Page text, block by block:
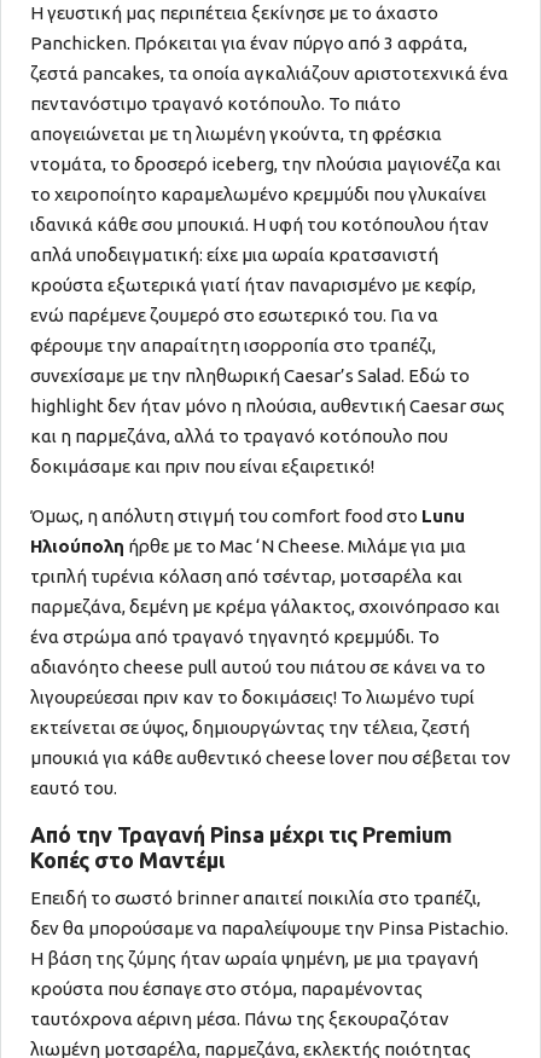
Η γευστική μας περιπέτεια ξεκίνησε με το άχαστο
Panchicken. Πρόκειται για έναν πύργο από 3 αφράτα,
ζεστά pancakes, τα οποία αγκαλιάζουν αριστοτεχνικά ένα
πεντανόστιμο τραγανό κοτόπουλο. Το πιάτο
απογειώνεται με τη λιωμένη γκούντα, τη φρέσκια
ντομάτα, το δροσερό iceberg, την πλούσια μαγιονέζα και
το χειροποίητο καραμελωμένο κρεμμύδι που γλυκαίνει
ιδανικά κάθε σου μπουκιά. Η υφή του κοτόπουλου ήταν
απλά υποδειγματική: είχε μια ωραία κρατσανιστή
κρούστα εξωτερικά γιατί ήταν παναρισμένο με κεφίρ,
ενώ παρέμενε ζουμερό στο εσωτερικό του. Για να
φέρουμε την απαραίτητη ισορροπία στο τραπέζι,
συνεχίσαμε με την πληθωρική Caesar’s Salad. Εδώ το
highlight δεν ήταν μόνο η πλούσια, αυθεντική Caesar σως
και η παρμεζάνα, αλλά το τραγανό κοτόπουλο που
δοκιμάσαμε και πριν που είναι εξαιρετικό!
Όμως, η απόλυτη στιγμή του comfort food στο Lunu
Ηλιούπολη ήρθε με το Mac ‘N Cheese. Μιλάμε για μια
τριπλή τυρένια κόλαση από τσένταρ, μοτσαρέλα και
παρμεζάνα, δεμένη με κρέμα γάλακτος, σχοινόπρασο και
ένα στρώμα από τραγανό τηγανητό κρεμμύδι. Το
αδιανόητο cheese pull αυτού του πιάτου σε κάνει να το
λιγουρεύεσαι πριν καν το δοκιμάσεις! Το λιωμένο τυρί
εκτείνεται σε ύψος, δημιουργώντας την τέλεια, ζεστή
μπουκιά για κάθε αυθεντικό cheese lover που σέβεται τον
εαυτό του.
Από την Τραγανή Pinsa μέχρι τις Premium
Κοπές στο Μαντέμι
Επειδή το σωστό brinner απαιτεί ποικιλία στο τραπέζι,
δεν θα μπορούσαμε να παραλείψουμε την Pinsa Pistachio.
Η βάση της ζύμης ήταν ωραία ψημένη, με μια τραγανή
κρούστα που έσπαγε στο στόμα, παραμένοντας
ταυτόχρονα αέρινη μέσα. Πάνω της ξεκουραζόταν
λιωμένη μοτσαρέλα, παρμεζάνα, εκλεκτής ποιότητας